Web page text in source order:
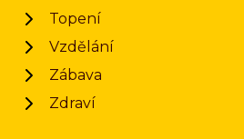
Topení
Vzdělání
Zábava
Zdraví